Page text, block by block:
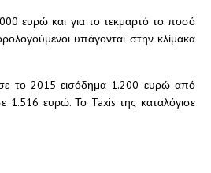
ευρώ και για το τεκμαρτό το ποσό
υπάγονται στην κλίμακα
το 2015 εισόδημα 1.200 ευρώ από
1.516 ευρώ. Το Taxis της καταλόγισε